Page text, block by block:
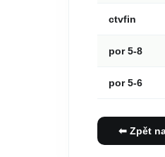
ctvfin
por 5-8
por 5-6
⬅ Zpět